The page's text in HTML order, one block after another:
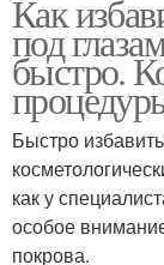
Как
под
быстро.
Быстро
как у
особое
покрова.